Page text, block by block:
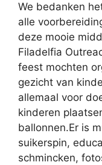
We bedanken
alle
deze mooie
Filadelfia
feest mochten
gezicht van
allemaal voor
kinderen
ballonnen.Er is
suikerspin,
schmincken,